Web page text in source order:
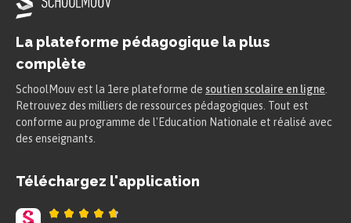
reconnaît particulièrement.
Le poète se reconnaît dans la condition
de ces vieilles femmes, non seulement
en tant qu’être humain, mais aussi parce
qu’il voit en elles des figures déchues
qu’il présente comme des héroïnes.
Baudelaire reconnaît en elles sa propre
La plateforme pédagogique la plus
complète
SchoolMouv est la 1ere plateforme de soutien scolaire en ligne
Retrouvez des milliers de ressources pédagogiques. Tout est
conforme au programme de l'Education Nationale et réalisé avec
des enseignants.
Téléchargez l'application